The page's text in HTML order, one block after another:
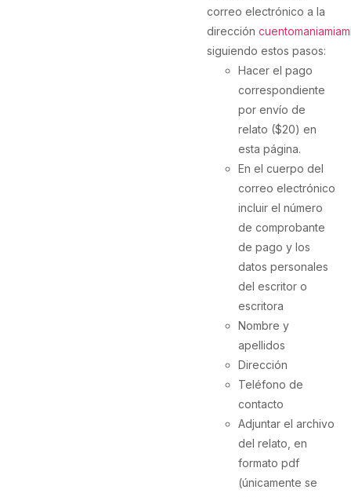
correo electrónico a la
dirección
siguiendo estos pasos:
Hacer el pago
correspondiente
por envío de
relato ($20) en
esta página.
En el cuerpo del
correo electrónico
incluir el número
de comprobante
de pago y los
datos personales
del escritor o
escritora
Nombre y
apellidos
Dirección
Teléfono de
contacto
Adjuntar el archivo
del relato, en
formato pdf
(únicamente se